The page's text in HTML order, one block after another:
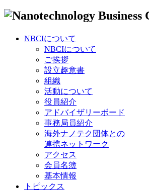
NBCIについて
NBCIについて
ご挨拶
設立趣意書
組織
活動について
役員紹介
アドバイザリーボード
事務局員紹介
海外ナノテク団体との
連携ネットワーク
アクセス
会員名簿
基本情報
トピックス